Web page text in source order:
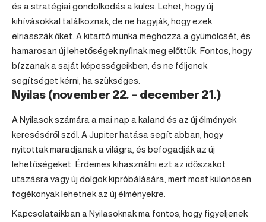
és a stratégiai gondolkodás a kulcs. Lehet, hogy új
kihívásokkal találkoznak, de ne hagyják, hogy ezek
elriasszák őket. A kitartó munka meghozza a gyümölcsét, és
hamarosan új lehetőségek nyílnak meg előttük. Fontos, hogy
bízzanak a saját képességeikben, és ne féljenek
segítséget kérni, ha szükséges.
Nyilas (november 22. – december 21.)
A Nyilasok számára a mai nap a kaland és az új élmények
kereséséről szól. A Jupiter hatása segít abban, hogy
nyitottak maradjanak a világra, és befogadják az új
lehetőségeket. Érdemes kihasználni ezt az időszakot
utazásra vagy új dolgok kipróbálására, mert most különösen
fogékonyak lehetnek az új élményekre.
Kapcsolataikban a Nyilasoknak ma fontos, hogy figyeljenek